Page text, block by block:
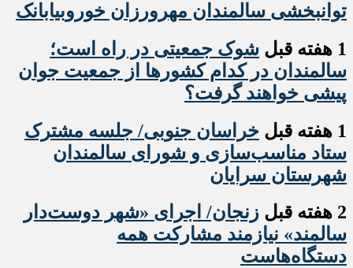
توانبخشی سالمندان مهرورزان خوروبیابانک
1 هفته قبل
شوک جمعیتی در راه است؛
سالمندان در کدام کشورها از جمعیت جوان
پیشی خواهند گرفت؟
1 هفته قبل
خراسان جنوبی/ جلسه مشترک
ستاد مناسب‌سازی و شورای سالمندان
شهرستان سرایان
2 هفته قبل
زنجان/ اجرای «شهر دوست‌دار
سالمند» نیازمند مشارکت همه
دستگاه‌هاست